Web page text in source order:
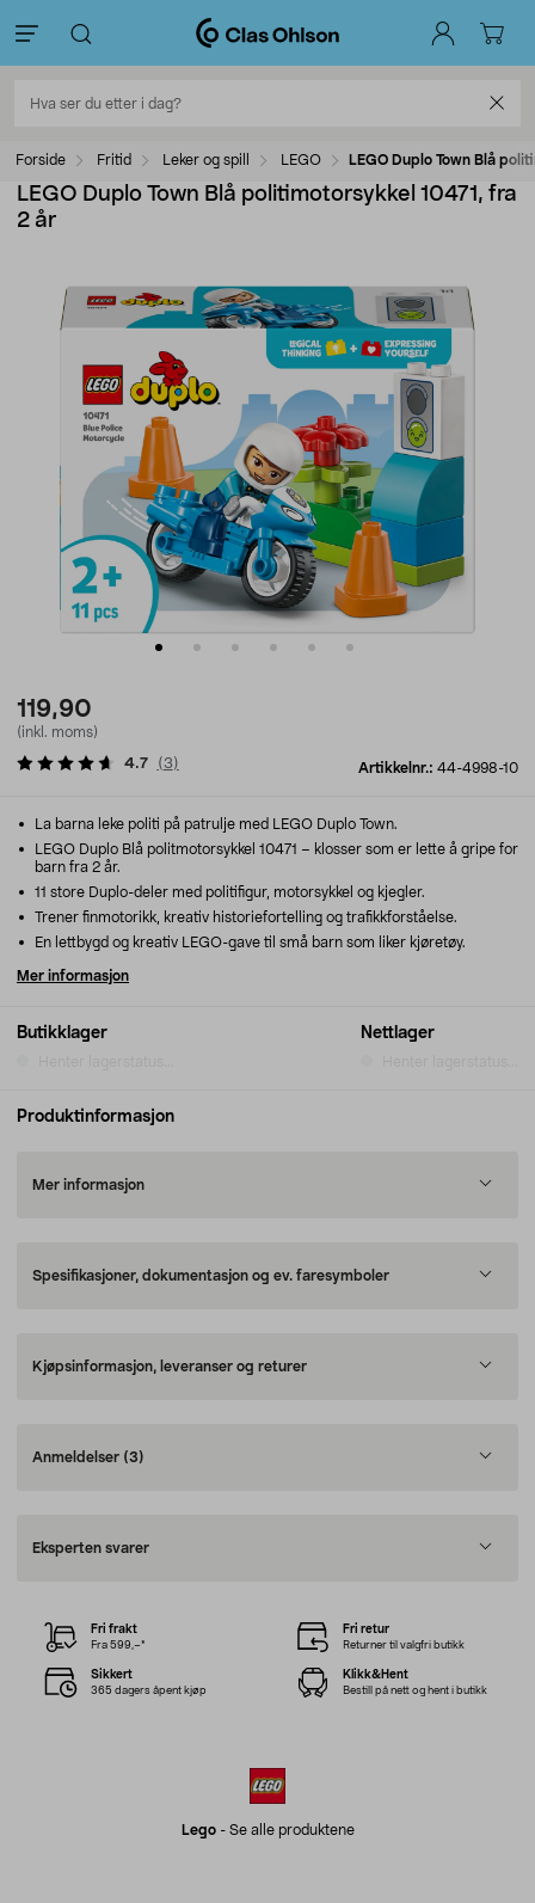
Forside Fritid Leker og spill LEGO LEGO Duplo Town Blå
LEGO Duplo Town Blå politimotorsykkel 10471, fra
2 år
119,90
(inkl. moms)
Artikkelnr.: 44-4998-10
4.7 (3)
Butikklager Nettlager
La barna leke politi på patrulje med LEGO Duplo Town.
LEGO Duplo Blå politmotorsykkel 10471 – klosser som er lette å gripe for
barn fra 2 år.
11 store Duplo-deler med politifigur, motorsykkel og kjegler.
Trener finmotorikk, kreativ historiefortelling og trafikkforståelse.
En lettbygd og kreativ LEGO-gave til små barn som liker kjøretøy.
Mer informasjon
Produktinformasjon
Mer informasjon
Spesifikasjoner, dokumentasjon og ev. faresymboler
Kjøpsinformasjon, leveranser og returer
Anmeldelser (3)
Eksperten svarer
Lego- Se alle produktene
Fri frakt
Fra 599,–*
Fri retur
Returner til valgfri butikk
Sikkert
365 dagers åpent kjøp
Klikk&Hent
Bestill på nett og hent i butikk